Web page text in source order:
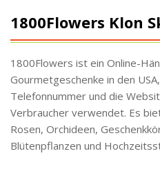
1800Flowers Klon
1800Flowers ist ein Online-
Gourmetgeschenke in den
Telefonnummer und die
Verbraucher verwendet. Es
Rosen, Orchideen,
Blütenpflanzen und